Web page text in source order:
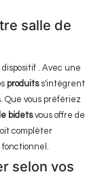
salle de
. Avec une
produitss'intègrent
Que vous préfériez
bidetsvous offre de
compléter
selon vos